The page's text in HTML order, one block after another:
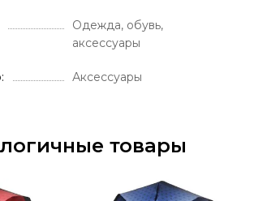
Одежда, обувь,
аксессуары
Аксессуары
товары